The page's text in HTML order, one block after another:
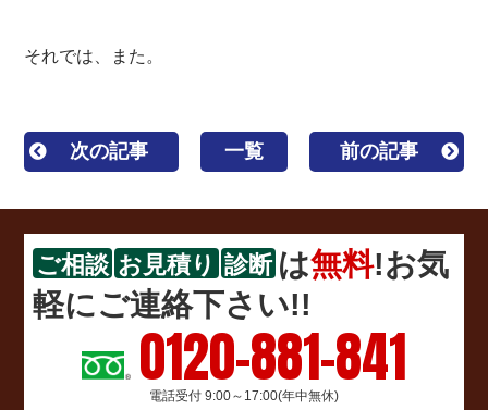
それでは、また。
次の記事 一覧 前の記事
ご相談 お見積り 診断 は無料!お気
軽にご連絡下さい!!
0120-881-841
電話受付 9:00～17:00(年中無休)